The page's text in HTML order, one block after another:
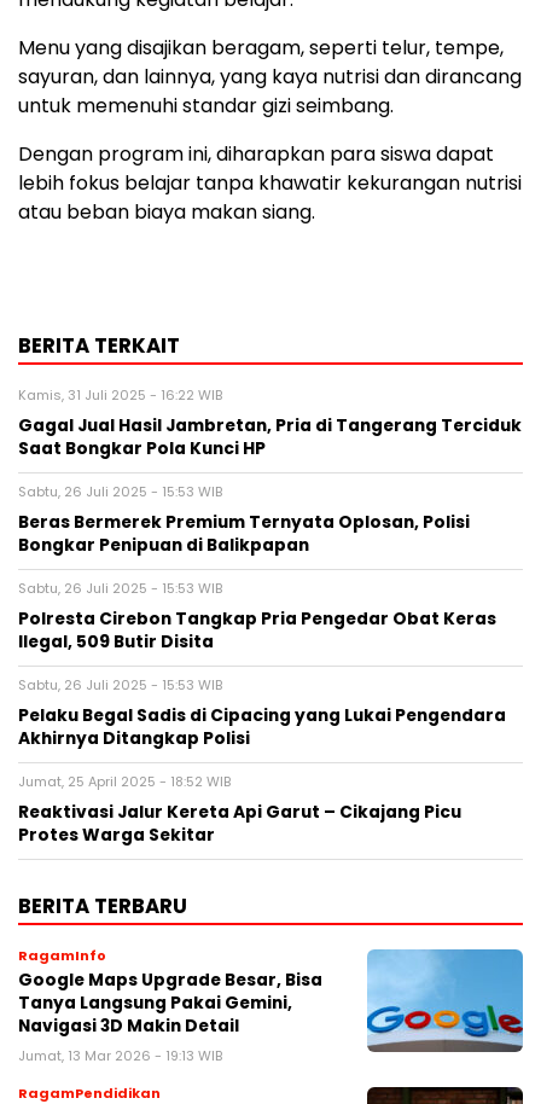
Menu yang disajikan beragam, seperti telur, tempe,
sayuran, dan lainnya, yang kaya nutrisi dan dirancang
untuk memenuhi standar gizi seimbang.
Dengan program ini, diharapkan para siswa dapat
lebih fokus belajar tanpa khawatir kekurangan nutrisi
atau beban biaya makan siang.
BERITA TERKAIT
Kamis, 31 Juli 2025 - 16:22 WIB
Gagal Jual Hasil Jambretan, Pria di Tangerang Terciduk
Saat Bongkar Pola Kunci HP
Sabtu, 26 Juli 2025 - 15:53 WIB
Beras Bermerek Premium Ternyata Oplosan, Polisi
Bongkar Penipuan di Balikpapan
Sabtu, 26 Juli 2025 - 15:53 WIB
Polresta Cirebon Tangkap Pria Pengedar Obat Keras
Ilegal, 509 Butir Disita
Sabtu, 26 Juli 2025 - 15:53 WIB
Pelaku Begal Sadis di Cipacing yang Lukai Pengendara
Akhirnya Ditangkap Polisi
Jumat, 25 April 2025 - 18:52 WIB
Reaktivasi Jalur Kereta Api Garut – Cikajang Picu
Protes Warga Sekitar
BERITA TERBARU
RagamInfo
Google Maps Upgrade Besar, Bisa
Tanya Langsung Pakai Gemini,
Navigasi 3D Makin Detail
Jumat, 13 Mar 2026 - 19:13 WIB
RagamPendidikan